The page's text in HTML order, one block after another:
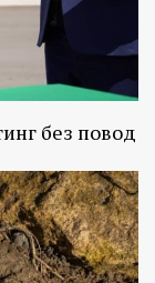
без повод